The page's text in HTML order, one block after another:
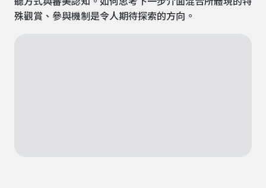
殊觀賞、參與機制是令人期待探索的方向。